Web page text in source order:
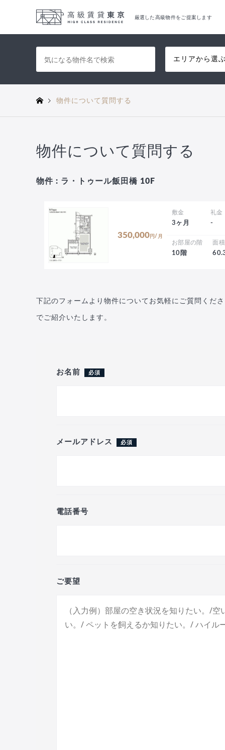
厳選した高級物件をご提案します
エリアから選
物件について質問する
物件について質問する
物件 : ラ・トゥール飯田橋 10F
350,000 円/月
敷金
3ヶ月
礼金
-
お部屋の階
10階
面積
下記のフォームより物件についてお気軽にご質問くだ
でご紹介いたします。
お名前 必須
メールアドレス 必須
電話番号
ご要望